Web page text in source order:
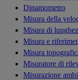
Dinamometro
Misura della
Misura di
Misura e
Misura
Misuratore di
Misurazione